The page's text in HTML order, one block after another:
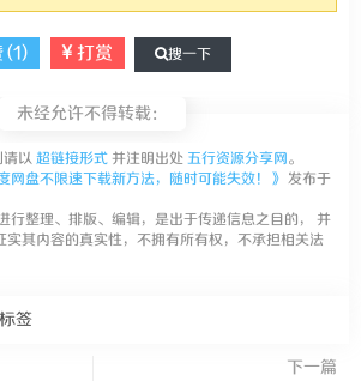
(1) 打赏 搜一下
未经允许不得转载：
请以 超链接形式 并注明出处 五行资源分享网 。
网盘不限速下载新方法，随时可能失效！》 发布于
行整理、排版、编辑，是出于传递信息之目的， 并
实其内容的真实性，不拥有所有权，不承担相关法
签
下一篇